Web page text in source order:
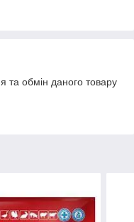
та обмін даного товару